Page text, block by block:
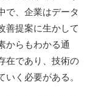
で、企業はデータ
善提案に生かして
からもわかる通
在であり、技術の
く必要がある。